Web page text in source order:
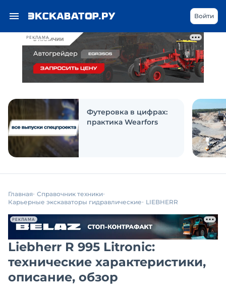
РЕКЛАМА
Войти
Футеровка в цифрах:
практика Wearfors
Главная Справочник техники
Карьерные экскаваторы гидравлические
LIEBHERR
РЕКЛАМА
Liebherr R 995 Litronic:
технические характеристики,
описание, обзор